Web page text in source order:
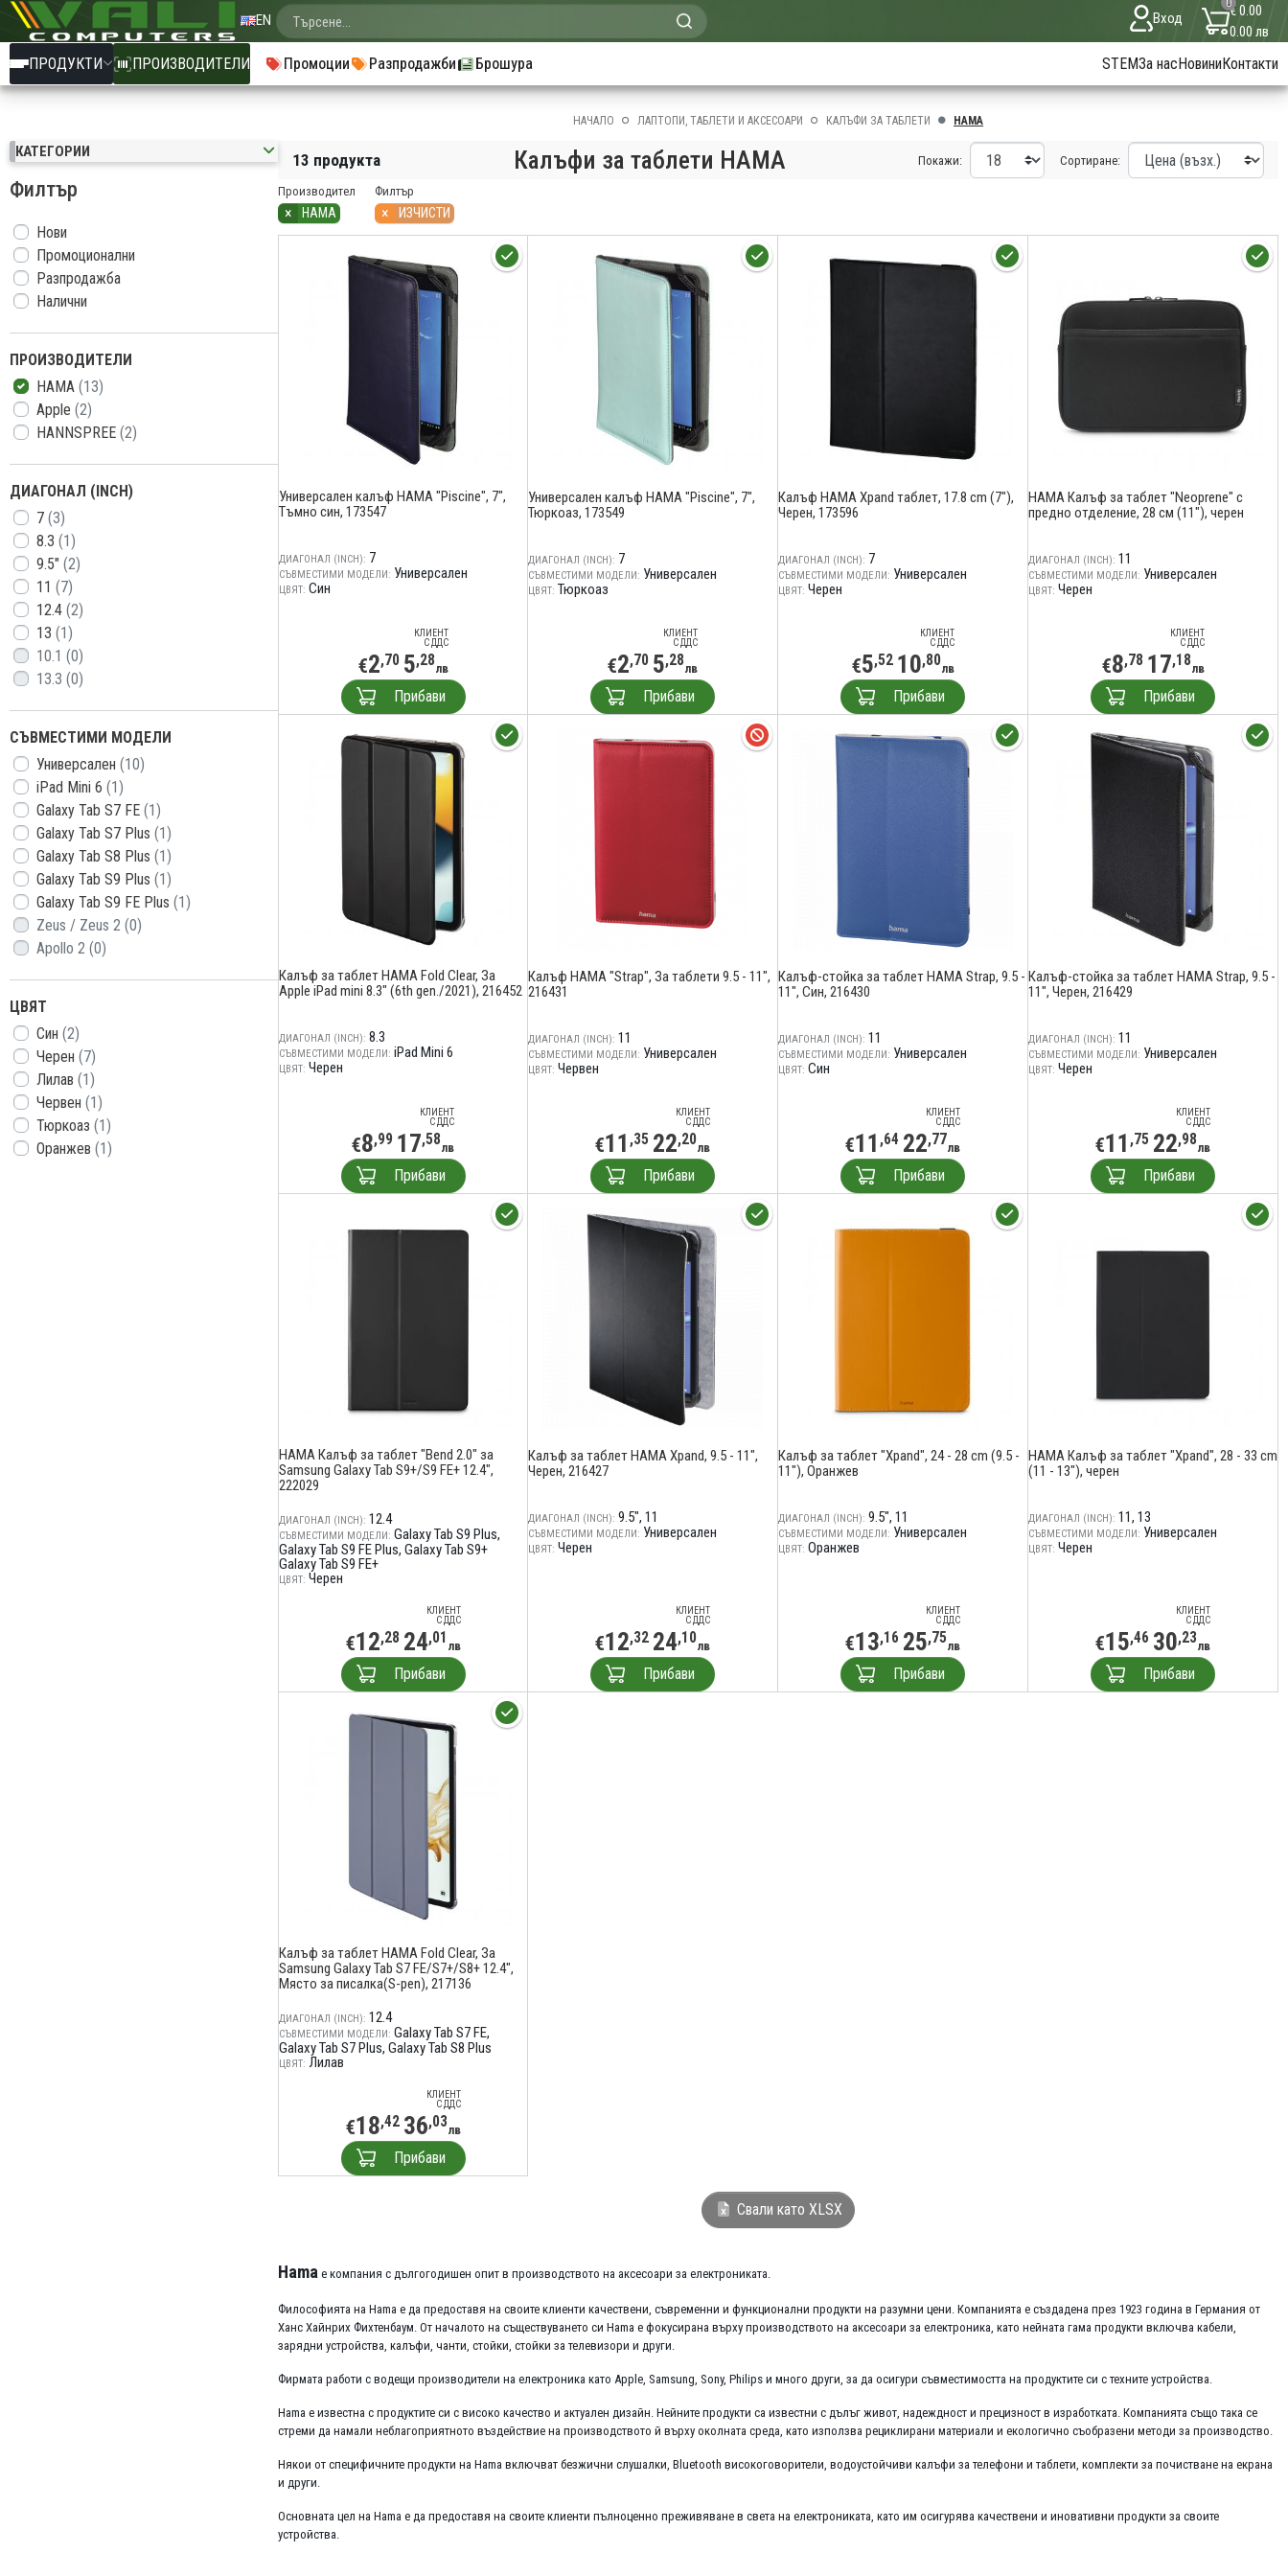
EN Вход
0€ 0.00
0.00 лв
ПРОДУКТИ ПРОИЗВОДИТЕЛИ Промоции Разпродажби Брошура STEMЗа насНовиниКонтакти
КАТЕГОРИИ
Филтър
Нови
Промоционални
Разпродажба
Налични
ПРОИЗВОДИТЕЛИ
HAMA (13)
Apple (2)
HANNSPREE (2)
ДИАГОНАЛ (INCH)
7 (3)
8.3 (1)
9.5" (2)
11 (7)
12.4 (2)
13 (1)
10.1 (0)
13.3 (0)
СЪВМЕСТИМИ МОДЕЛИ
Универсален (10)
iPad Mini 6 (1)
Galaxy Tab S7 FE (1)
Galaxy Tab S7 Plus (1)
Galaxy Tab S8 Plus (1)
Galaxy Tab S9 Plus (1)
Galaxy Tab S9 FE Plus (1)
Zeus / Zeus 2 (0)
Apollo 2 (0)
ЦВЯТ
Син (2)
Черен (7)
Лилав (1)
Червен (1)
Тюркоаз (1)
Оранжев (1)
НАЧАЛО ЛАПТОПИ, ТАБЛЕТИ И АКСЕСОАРИ КАЛЪФИ ЗА ТАБЛЕТИ HAMA
13 продукта Калъфи за таблети HAMA Покажи: Сортиране:
Производител
× HAMA
Филтър
× ИЗЧИСТИ
Универсален калъф HAMA "Piscine", 7",
Тъмно син, 173547
ДИАГОНАЛ (INCH): 7
СЪВМЕСТИМИ МОДЕЛИ: Универсален
ЦВЯТ: Син
КЛИЕНТ
С ДДС
€2,70 5,28лв
Прибави
Универсален калъф HAMA "Piscine", 7",
Тюркоаз, 173549
ДИАГОНАЛ (INCH): 7
СЪВМЕСТИМИ МОДЕЛИ: Универсален
ЦВЯТ: Тюркоаз
КЛИЕНТ
С ДДС
€2,70 5,28лв
Прибави
Калъф HAMA Xpand таблет, 17.8 cm (7"),
Черен, 173596
ДИАГОНАЛ (INCH): 7
СЪВМЕСТИМИ МОДЕЛИ: Универсален
ЦВЯТ: Черен
КЛИЕНТ
С ДДС
€5,52 10,80лв
Прибави
HAMA Калъф за таблет "Neoprene" с
предно отделение, 28 см (11"), черен
ДИАГОНАЛ (INCH): 11
СЪВМЕСТИМИ МОДЕЛИ: Универсален
ЦВЯТ: Черен
КЛИЕНТ
С ДДС
€8,78 17,18лв
Прибави
Калъф за таблет HAMA Fold Clear, За
Apple iPad mini 8.3" (6th gen./2021), 216452
ДИАГОНАЛ (INCH): 8.3
СЪВМЕСТИМИ МОДЕЛИ: iPad Mini 6
ЦВЯТ: Черен
КЛИЕНТ
С ДДС
€8,99 17,58лв
Прибави
Калъф HAMA "Strap", За таблети 9.5 - 11",
216431
ДИАГОНАЛ (INCH): 11
СЪВМЕСТИМИ МОДЕЛИ: Универсален
ЦВЯТ: Червен
КЛИЕНТ
С ДДС
€11 ,35 22,20лв
Прибави
Калъф-стойка за таблет HAMA Strap, 9.5 -
11", Син, 216430
ДИАГОНАЛ (INCH): 11
СЪВМЕСТИМИ МОДЕЛИ: Универсален
ЦВЯТ: Син
КЛИЕНТ
С ДДС
€11 ,64 22,77лв
Прибави
Калъф-стойка за таблет HAMA Strap, 9.5 -
11", Черен, 216429
ДИАГОНАЛ (INCH): 11
СЪВМЕСТИМИ МОДЕЛИ: Универсален
ЦВЯТ: Черен
КЛИЕНТ
С ДДС
€11 ,75 22,98лв
Прибави
HAMA Калъф за таблет "Bend 2.0" за
Samsung Galaxy Tab S9+/S9 FE+ 12.4",
222029
ДИАГОНАЛ (INCH): 12.4
СЪВМЕСТИМИ МОДЕЛИ: Galaxy Tab S9 Plus
Galaxy Tab S9 FE Plus Galaxy Tab S9+
Galaxy Tab S9 FE+
ЦВЯТ: Черен
КЛИЕНТ
С ДДС
€12,28 24,01 лв
Прибави
Калъф за таблет HAMA Xpand, 9.5 - 11",
Черен, 216427
ДИАГОНАЛ (INCH): 9.5" 11
СЪВМЕСТИМИ МОДЕЛИ: Универсален
ЦВЯТ: Черен
КЛИЕНТ
С ДДС
€12,32 24,10лв
Прибави
Калъф за таблет "Xpand", 24 - 28 cm (9.5 -
11"), Оранжев
ДИАГОНАЛ (INCH): 9.5" 11
СЪВМЕСТИМИ МОДЕЛИ: Универсален
ЦВЯТ: Оранжев
КЛИЕНТ
С ДДС
€13,16 25,75лв
Прибави
HAMA Калъф за таблет "Xpand", 28 - 33 cm
(11 - 13"), черен
ДИАГОНАЛ (INCH): 11 13
СЪВМЕСТИМИ МОДЕЛИ: Универсален
ЦВЯТ: Черен
КЛИЕНТ
С ДДС
€15,46 30,23лв
Прибави
Калъф за таблет HAMA Fold Clear, За
Samsung Galaxy Tab S7 FE/S7+/S8+ 12.4",
Място за писaлка(S-pen), 217136
ДИАГОНАЛ (INCH): 12.4
СЪВМЕСТИМИ МОДЕЛИ: Galaxy Tab S7 FE
Galaxy Tab S7 Plus Galaxy Tab S8 Plus
ЦВЯТ: Лилав
КЛИЕНТ
С ДДС
€18,42 36,03лв
Прибави
Свали като XLSX
Hama е компания с дългогодишен опит в производството на аксесоари за електрониката.
Философията на Hama е да предоставя на своите клиенти качествени, съвременни и функционални продукти на разумни цени. Компанията е създадена през 1923 година в Германия от
Ханс Хайнрих Фихтенбаум. От началото на съществуването си Hama е фокусирана върху производството на аксесоари за електроника, като нейната гама продукти включва кабели,
зарядни устройства, калъфи, чанти, стойки, стойки за телевизори и други.
Фирмата работи с водещи производители на електроника като Apple, Samsung, Sony, Philips и много други, за да осигури съвместимостта на продуктите си с техните устройства.
Hama е известна с продуктите си с високо качество и актуален дизайн. Нейните продукти са известни с дълъг живот, надеждност и прецизност в изработката. Компанията също така се
стреми да намали неблагоприятното въздействие на производството й върху околната среда, като използва рециклирани материали и екологично съобразени методи за производство.
Някои от специфичните продукти на Hama включват безжични слушалки, Bluetooth високоговорители, водоустойчиви калъфи за телефони и таблети, комплекти за почистване на екрана
и други.
Основната цел на Hama е да предоставя на своите клиенти пълноценно преживяване в света на електрониката, като им осигурява качествени и иновативни продукти за своите
устройства.